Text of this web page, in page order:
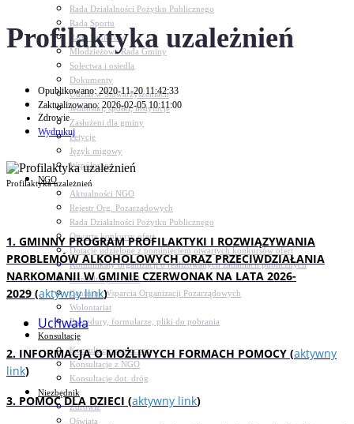
Rada Działalności Pożytku Publicznego
Rada Sportu
Rada Seniorów
Młodzieżowa Rada Gminy
Sołectwa i osiedla
Dokumenty
Udział w Stowarzyszeniach
Jednostki, spółki, instytucje
Zasłużeni dla gminy
Petycje
Język migowy
Współpraca
NGO
Aktualności NGO
Rejestr Org. Pozarządowych
Rada Działalności Pożytku Publicznego
Otwarte konkursy ofert
Dotacje udzielone z pominięciem otwartych konkursów ofert
Komunikaty organizacji o realizowanych zadaniach publicznych
Konsultacje z NGO
Centrum Wsparcia Organizacji Pozarządowych
Wolontariat
Procedury, formularze, pliki do pobrania
Konsultacje
Konsultacje społeczne
Konsultacje z NGO
Konsultacje dot. dróg
Niezbędnik
Zdrowie
Oświata
Profilaktyka uzależnień
Opublikowano: 2020-11-20 11:42:33
Zaktualizowano: 2026-02-05 10:11:00
Zdrowie
Wydrukuj
Profilaktyka uzależnień
1. GMINNY PROGRAM PROFILAKTYKI I ROZWIĄZYWANIA
PROBLEMÓW ALKOHOLOWYCH ORAZ PRZECIWDZIAŁANIA
NARKOMANII W GMINIE CZERWONAK NA LATA 2026-
2029 (aktywny link)
Uchwała
2. INFORMACJA O MOŻLIWYCH FORMACH POMOCY (aktywny
link)
3. POMOC DLA DZIECI (aktywny link)